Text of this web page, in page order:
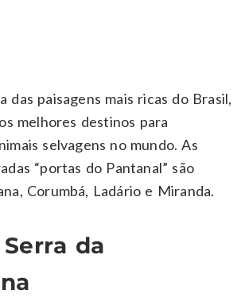
das paisagens mais ricas do Brasil,
melhores destinos para
selvagens no mundo. As
“portas do Pantanal” são
Corumbá, Ladário e Miranda.
da